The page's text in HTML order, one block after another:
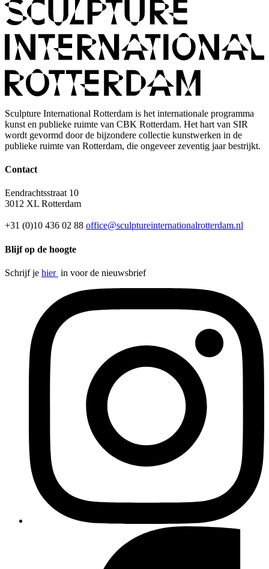
Sculpture International Rotterdam is het internationale programma
kunst en publieke ruimte van CBK Rotterdam. Het hart van SIR
wordt gevormd door de bijzondere collectie kunstwerken in de
publieke ruimte van Rotterdam, die ongeveer zeventig jaar bestrijkt.
Contact
Eendrachtsstraat 10
3012 XL Rotterdam
+31 (0)10 436 02 88 office@sculptureinternationalrotterdam.nl
Blijf op de hoogte
Schrijf je hier in voor de nieuwsbrief